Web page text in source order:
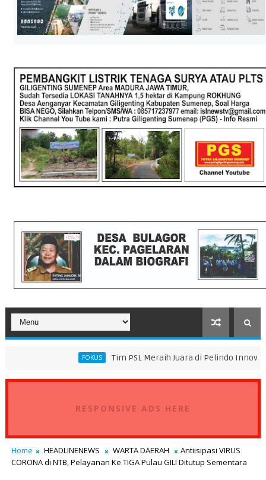
Tim PSL Meraih Juara di Pelindo Innovation Award
RESPONSIVE ADS HERE
Home HEADLINENEWS WARTA DAERAH
Antiisipasi VIRUS
CORONA di NTB, Pelayanan Ke TIGA Pulau GILI Ditutup Sementara